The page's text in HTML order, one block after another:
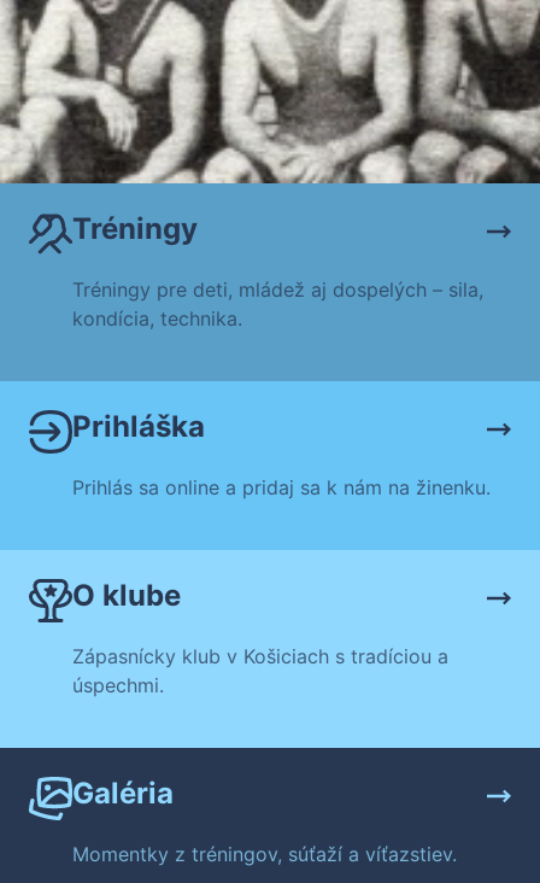
Tréningy
Tréningy pre deti, mládež aj dospelých – sila,
kondícia, technika.
Prihláška
Prihlás sa online a pridaj sa k nám na žinenku.
O klube
Zápasnícky klub v Košiciach s tradíciou a
úspechmi.
Galéria
Momentky z tréningov, súťaží a víťazstiev.